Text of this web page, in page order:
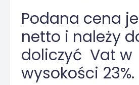
Podana cena
netto i należy
doliczyć Vat w
wysokości 23%.